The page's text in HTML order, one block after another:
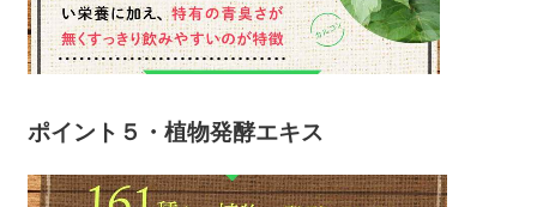
ポイント５・植物発酵エキス